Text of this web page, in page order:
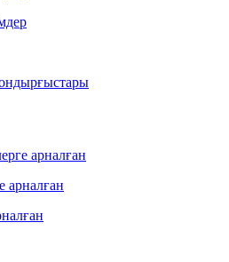
арналған
арналған